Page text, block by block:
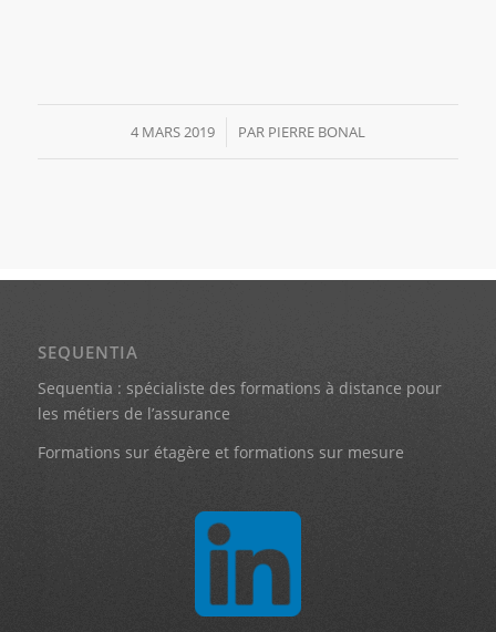
4 MARS 2019
/ PAR PIERRE BONAL
SEQUENTIA
Sequentia : spécialiste des formations à distance pour
les métiers de l’assurance
Formations sur étagère et formations sur mesure